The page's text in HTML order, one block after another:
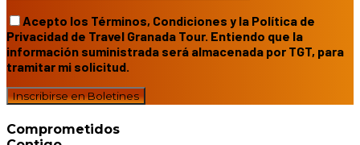
Acepto los Términos, Condiciones y la Política de
Privacidad de Travel Granada Tour. Entiendo que la
información suministrada será almacenada por TGT, para
tramitar mi solicitud.
Comprometidos